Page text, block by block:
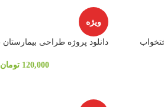
ویژه
دانلود پروژه طراحی بیمارستان 33 تخته (طرح 4)
120,000 تومان